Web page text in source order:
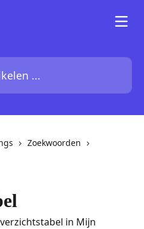
Zoekwoorden
in Mijn